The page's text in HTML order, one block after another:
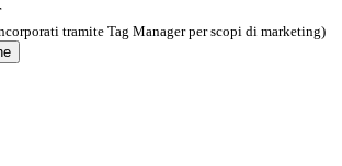
tramite Tag Manager per scopi di marketing)